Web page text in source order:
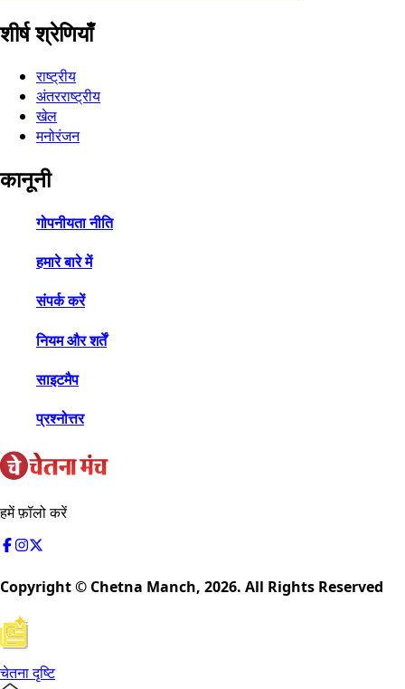
शीर्ष श्रेणियाँ
राष्ट्रीय
अंतरराष्ट्रीय
खेल
मनोरंजन
कानूनी
गोपनीयता नीति
हमारे बारे में
संपर्क करें
नियम और शर्तें
साइटमैप
प्रश्नोत्तर
हमें फ़ॉलो करें
Copyright © Chetna Manch, 2026. All Rights Reserved
चेतना दृष्टि